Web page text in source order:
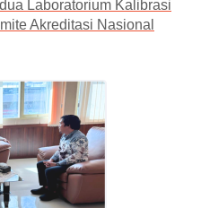
Laboratorium Kalibrasi
Akreditasi Nasional